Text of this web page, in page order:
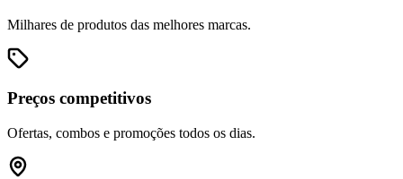
Milhares de produtos das melhores marcas.
Preços competitivos
Ofertas, combos e promoções todos os dias.